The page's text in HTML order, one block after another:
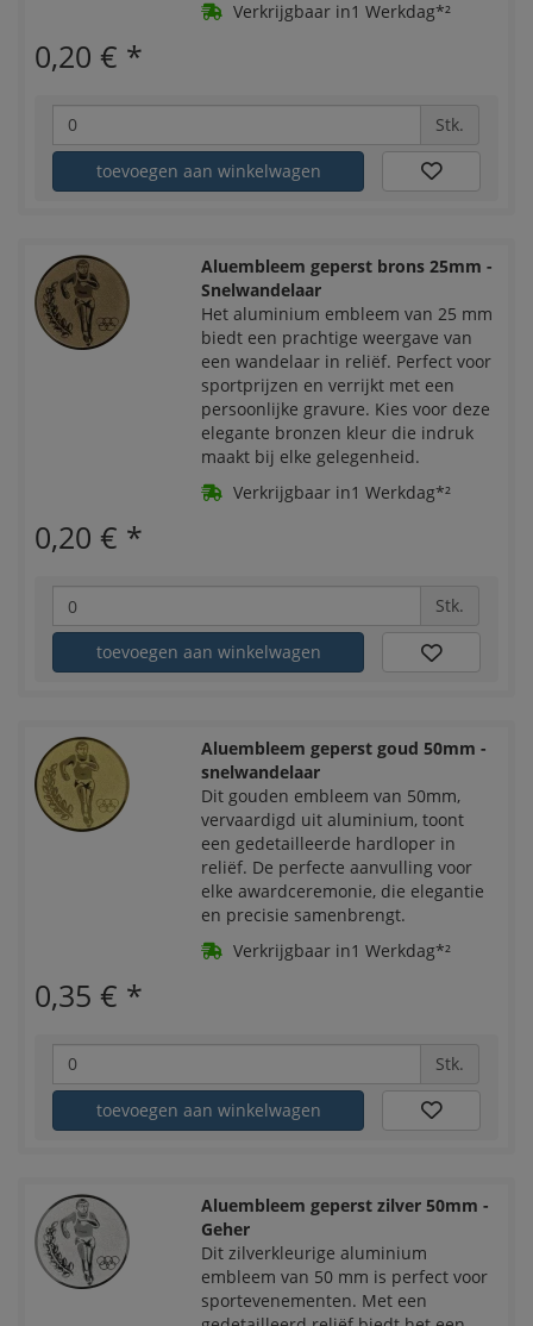
Verkrijgbaar in1 Werkdag*²
0,20 € *
Stk.
toevoegen aan winkelwagen
Aluembleem geperst brons 25mm -
Snelwandelaar
Het aluminium embleem van 25 mm
biedt een prachtige weergave van
een wandelaar in reliëf. Perfect voor
sportprijzen en verrijkt met een
persoonlijke gravure. Kies voor deze
elegante bronzen kleur die indruk
maakt bij elke gelegenheid.
Verkrijgbaar in1 Werkdag*²
0,20 € *
Stk.
toevoegen aan winkelwagen
Aluembleem geperst goud 50mm -
snelwandelaar
Dit gouden embleem van 50mm,
vervaardigd uit aluminium, toont
een gedetailleerde hardloper in
reliëf. De perfecte aanvulling voor
elke awardceremonie, die elegantie
en precisie samenbrengt.
Verkrijgbaar in1 Werkdag*²
0,35 € *
Stk.
toevoegen aan winkelwagen
Aluembleem geperst zilver 50mm -
Geher
Dit zilverkleurige aluminium
embleem van 50 mm is perfect voor
sportevenementen. Met een